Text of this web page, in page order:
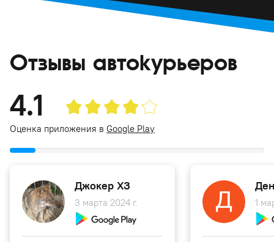
Отзывы автокурьеров
4.1
Оценка приложения в Google Play
Джокер ХЗ
3 марта 2024 г. 1